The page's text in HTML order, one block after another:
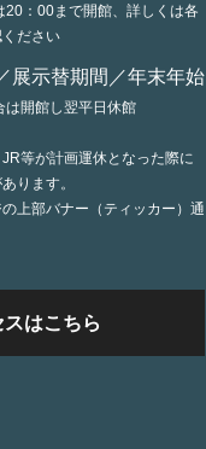
：00まで開館、詳しくは各
ださい
展示替期間／年末年始
開館し翌平日休館
等が計画運休となった際に
ります。
上部バナー（ティッカー）通
スはこちら